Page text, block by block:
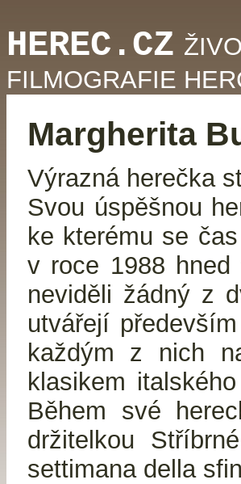
HEREC.CZ
FILMOGRAFIE
Margherita
Výrazná herečka
Svou úspěšnou
ke kterému se
v roce 1988
neviděli žádný z
utvářejí
každým z nich
klasikem
Během své
držitelkou
settimana della